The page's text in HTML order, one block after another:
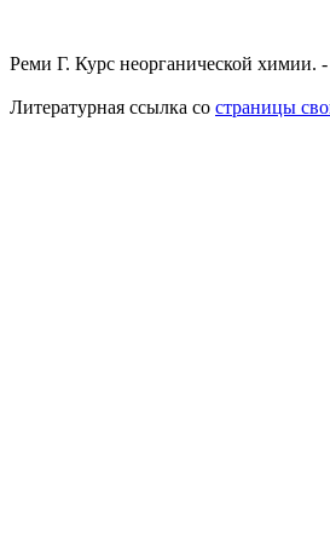
Реми Г. Курс неорганической химии.
Литературная ссылка со страницы